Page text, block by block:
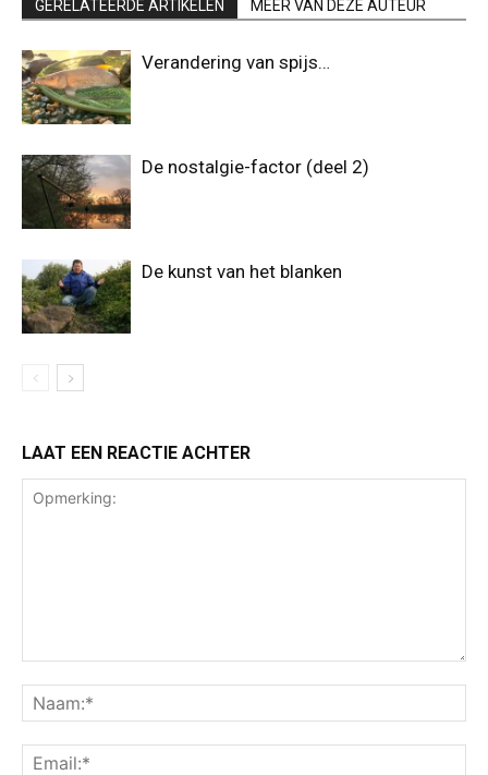
GERELATEERDE ARTIKELEN MEER VAN DEZE AUTEUR
Verandering van spijs…
De nostalgie-factor (deel 2)
De kunst van het blanken
LAAT EEN REACTIE ACHTER